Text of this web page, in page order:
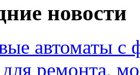
новости
автоматы с
ремонта,